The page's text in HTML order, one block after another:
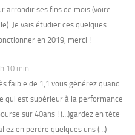
arrondir ses fins de mois (voire
Je vais étudier ces quelques
en 2019, merci !
10 min
faible de 1,1 vous générez quand
qui est supérieur à la performance
sur 40ans ! (…)gardez en tête
en perdre quelques uns (…)